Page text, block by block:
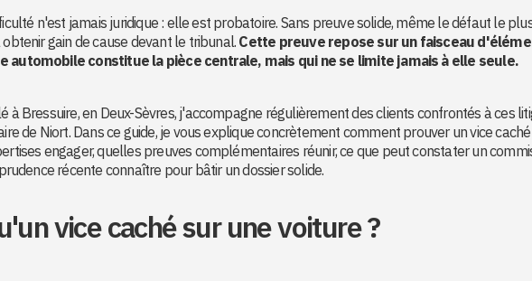
n'est jamais juridique : elle est probatoire. Sans preuve solide, même le défaut le
gain de cause devant le tribunal.Cette preuve repose sur un faisceau
automobile constitue la pièce centrale, mais qui ne se limite jamais à elle seule.
à Bressuire, en Deux-Sèvres, j'accompagne régulièrement des clients confrontés à ces
de Niort. Dans ce guide, je vous explique concrètement comment prouver un vice
engager, quelles preuves complémentaires réunir, ce que peut constater un
récente connaître pour bâtir un dossier solide.
vice caché sur une voiture ?